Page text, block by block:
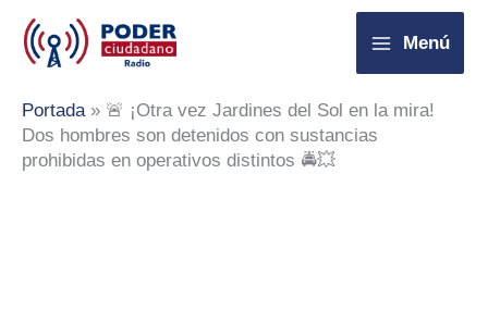
contenido
Menú
Portada» 🚨 ¡Otra vez Jardines del Sol en la mira!
Dos hombres son detenidos con sustancias
prohibidas en operativos distintos 🚔💥